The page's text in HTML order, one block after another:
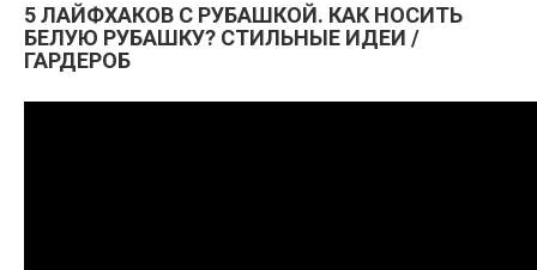
5 ЛАЙФХАКОВ С РУБАШКОЙ. КАК НОСИТЬ
БЕЛУЮ РУБАШКУ? СТИЛЬНЫЕ ИДЕИ /
ГАРДЕРОБ